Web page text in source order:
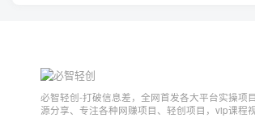
必智轻创-打破信息差，全网首发各大平台实操项
源分享、专注各种网赚项目、轻创项目，vip课程